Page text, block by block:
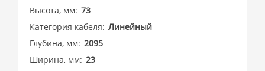
Высота, мм 73
Категория кабеля Линейный
Глубина, мм 2095
Ширина, мм 23